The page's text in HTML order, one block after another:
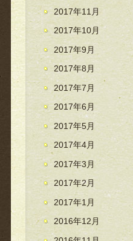
2017年11月
2017年10月
2017年9月
2017年8月
2017年7月
2017年6月
2017年5月
2017年4月
2017年3月
2017年2月
2017年1月
2016年12月